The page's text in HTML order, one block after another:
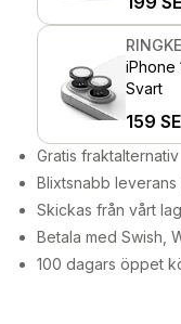
RINGKE
iPhone
Svart
159
Gratis fraktalternativ
Blixtsnabb
Skickas från vårt
Betala med Swish,
100 dagars öppet